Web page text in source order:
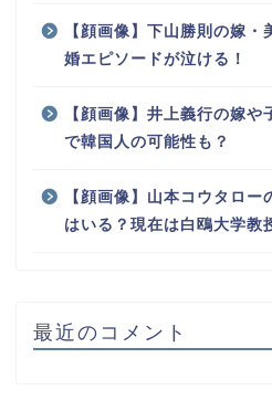
【顔画像】下山勝則の嫁
婚エピソードが泣ける！
【顔画像】井上義行の嫁
で韓国人の可能性も？
【顔画像】山本コウタロ
はいる？現在は白鴎大学教
最近のコメント